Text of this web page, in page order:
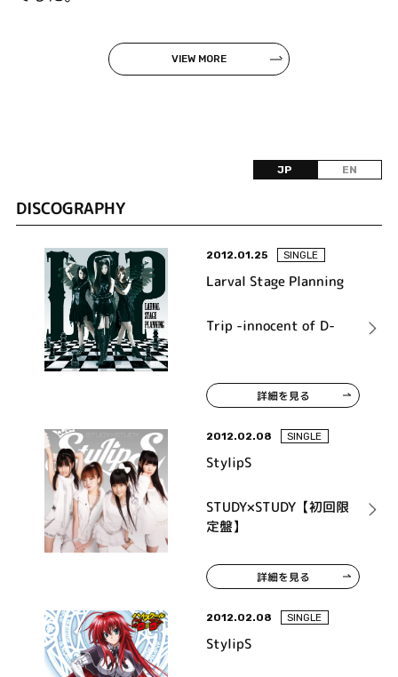
VIEW MORE
JP EN
DISCOGRAPHY
2012.01.25 SINGLE
Larval Stage Planning
Trip -innocent of D-
詳細を見る
2012.02.08 SINGLE
StylipS
STUDY×STUDY【初回限
定盤】
詳細を見る
2012.02.08 SINGLE
StylipS